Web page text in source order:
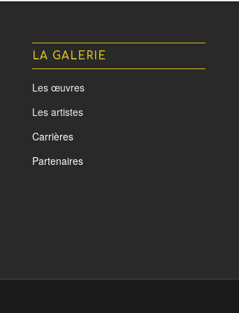
LA GALERIE
Les œuvres
Les artistes
Carrières
Partenaires